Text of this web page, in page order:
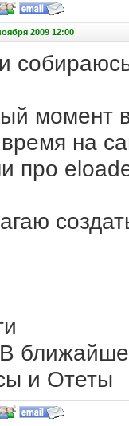
2009 12:00
момент
на
про
и Отеты